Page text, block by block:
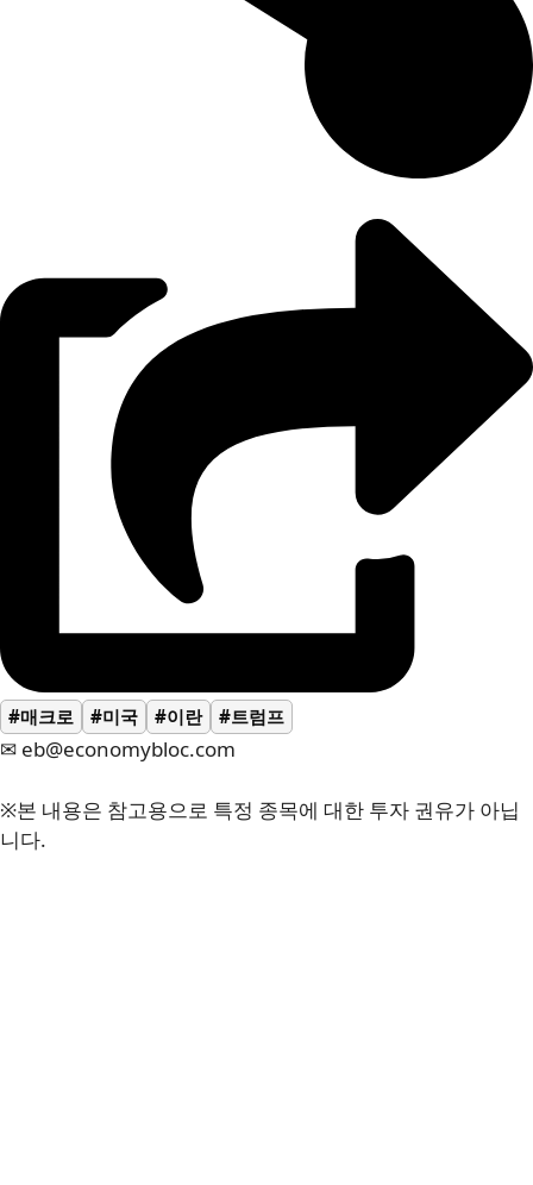
#매크로 #미국 #이란 #트럼프
✉ eb@economybloc.com
※본 내용은 참고용으로 특정 종목에 대한 투자 권유가 아닙
니다.